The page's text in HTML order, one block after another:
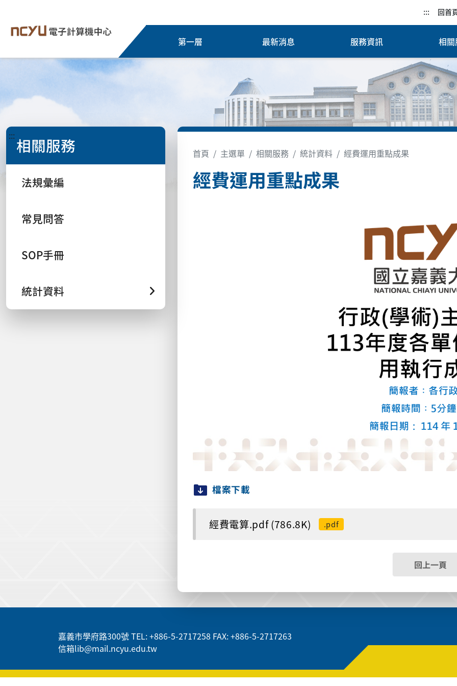
::: 回首
第一層 最新消息 服務資訊 相
::: 相關服務
法規彙編
常見問答
SOP手冊
統計資料
首頁 主選單 相關服務 統計資料 經費運用重點成果
經費運用重點成果
檔案下載
經費電算.pdf (786.8K) .pdf
回上一頁
嘉義市學府路300號 TEL: +886-5-2717258 FAX: +886-5-2717263
信箱lib@mail.ncyu.edu.tw